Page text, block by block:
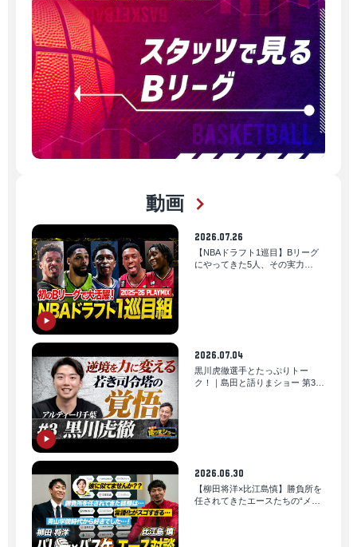
動画
2026.07.26
【NBAドラフト1巡目】Bリーグ
にやってきた5人、その実力
2026.07.04
黒川虎徹選手とたっぷりトー
ク！｜島田と語りまショー 第35
2026.06.30
【柳田将洋×比江島慎】勝負所を
任されてきたエースたちの“メン